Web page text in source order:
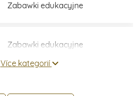
Zabawki edukacyjne
Zabawki edukacyjne
Více kategorií